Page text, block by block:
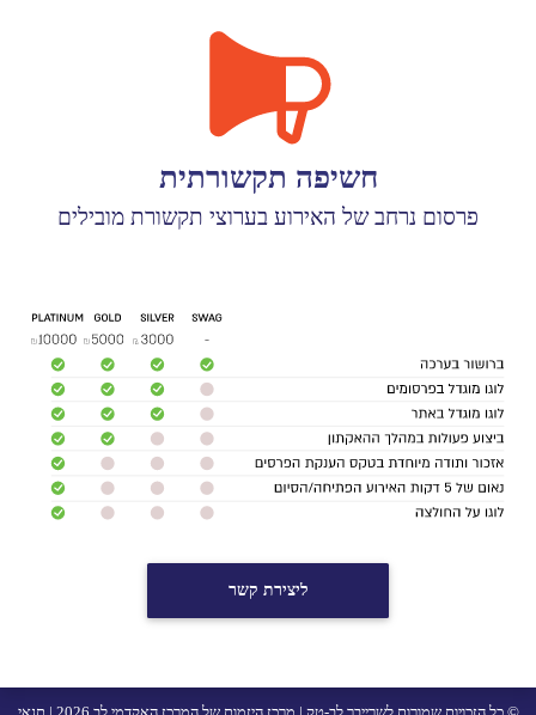
חשיפה תקשורתית
פרסום נרחב של האירוע בערוצי תקשורת מובילים
ליצירת קשר